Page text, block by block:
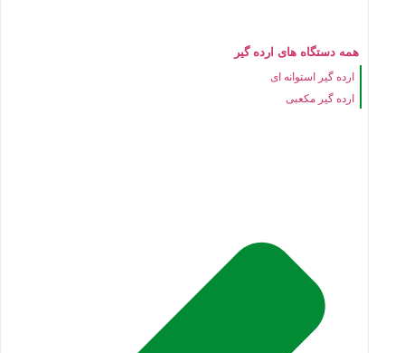
همه دستگاه های ارده گیر
ارده گیر استوانه ای
ارده گیر مکعبی